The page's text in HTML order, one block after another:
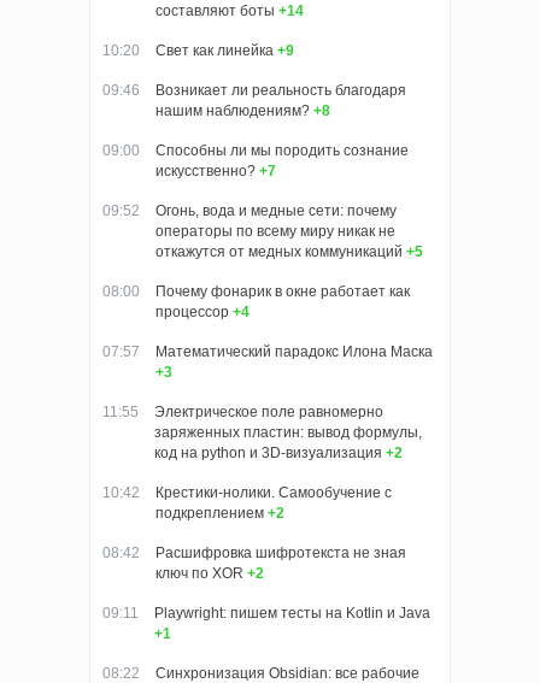
составляют боты +14
10:20 Свет как линейка +9
09:46
Возникает ли реальность благодаря
нашим наблюдениям? +8
09:00
Способны ли мы породить сознание
искусственно? +7
09:52
Огонь, вода и медные сети: почему
операторы по всему миру никак не
откажутся от медных коммуникаций +5
08:00
Почему фонарик в окне работает как
процессор +4
07:57
Математический парадокс Илона Маска
+3
11:55
Электрическое поле равномерно
заряженных пластин: вывод формулы,
код на python и 3D‑визуализация +2
10:42
Крестики-нолики. Самообучение с
подкреплением +2
08:42
Расшифровка шифротекста не зная
ключ по XOR +2
09:11
Playwright: пишем тесты на Kotlin и Java
+1
08:22
Синхронизация Obsidian: все рабочие